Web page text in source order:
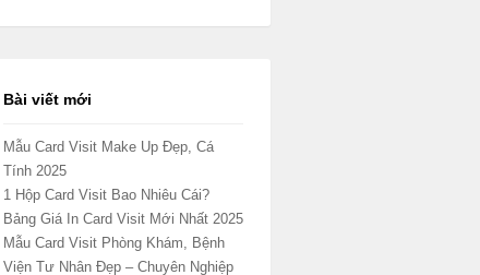
Bài viết mới
Mẫu Card Visit Make Up Đẹp, Cá
Tính 2025
1 Hộp Card Visit Bao Nhiêu Cái?
Bảng Giá In Card Visit Mới Nhất 2025
Mẫu Card Visit Phòng Khám, Bệnh
Viện Tư Nhân Đẹp – Chuyên Nghiệp